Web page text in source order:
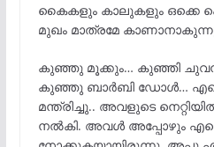
കൈകളും കാലുകളും ഒക്കെ
മുഖം മാത്രമേ
കുഞ്ഞു മൂക്കും… കുഞ്ഞി
കുഞ്ഞു ബാർബി ഡോൾ…
മന്ത്രിച്ചു.. അവളുടെ
നൽകി. അവൾ അപ്പോഴും